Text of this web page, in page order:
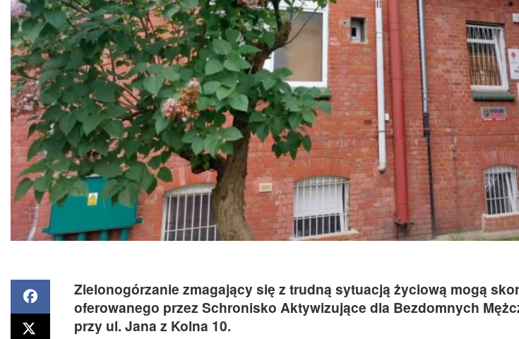
Zielonogórzanie zmagający się z trudną sytuacją życiową mogą
oferowanego przez Schronisko Aktywizujące dla Bezdomnych
przy ul. Jana z Kolna 10.